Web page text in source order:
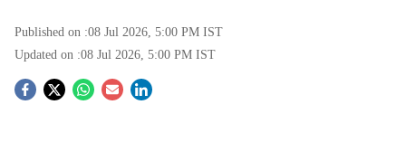
Published on :08 Jul 2026, 5:00 PM IST
Updated on :08 Jul 2026, 5:00 PM IST
S